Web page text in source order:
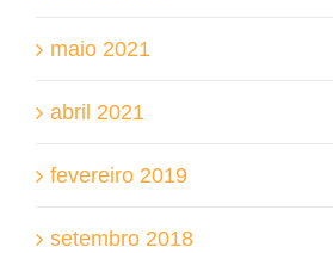
maio 2021
abril 2021
fevereiro 2019
setembro 2018